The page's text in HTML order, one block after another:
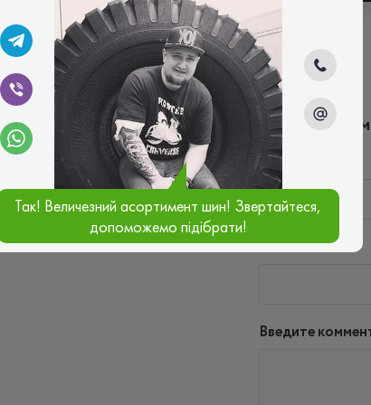
втраті тиску в шині її ще можна
Але добре що в цьому списку є
комфортна, чудово справляється з
керується.
Написать
Имя*
Ваш e-mail*
Введите
Так! Величезний асортимент шин! Звертайтеся,
допоможемо підібрати!